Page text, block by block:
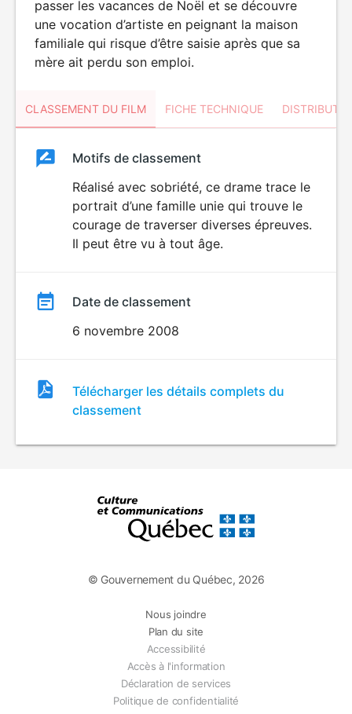
passer les vacances de Noël et se découvre
une vocation d’artiste en peignant la maison
familiale qui risque d’être saisie après que sa
mère ait perdu son emploi.
CLASSEMENT DU FILM FICHE TECHNIQUE
ClassementClassement
Motifs de classement
Réalisé avec sobriété, ce drame trace le
portrait d’une famille unie qui trouve le
courage de traverser diverses épreuves.
Il peut être vu à tout âge.
Date de classement
6 novembre 2008
Fichier
de
classement
Télécharger les détails complets du
classement
© Gouvernement du Québec, 2026
Nous joindre
Plan du site
Accessibilité
Accès à l'information
Déclaration de services
Politique de confidentialité